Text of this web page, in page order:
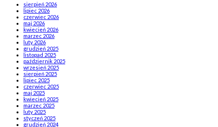
sierpień 2026
lipiec 2026
czerwiec 2026
maj 2026
kwiecień 2026
marzec 2026
luty 2026
grudzień 2025
listopad 2025
październik 2025
wrzesień 2025
sierpień 2025
lipiec 2025
czerwiec 2025
maj 2025
kwiecień 2025
marzec 2025
luty 2025
styczeń 2025
grudzień 2024